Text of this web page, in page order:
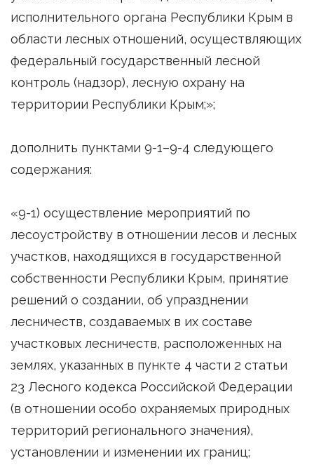
исполнительного органа Республики Крым в
области лесных отношений, осуществляющих
федеральный государственный лесной
контроль (надзор), лесную охрану на
территории Республики Крым;»;
дополнить пунктами 9-1–9-4 следующего
содержания:
«9-1) осуществление мероприятий по
лесоустройству в отношении лесов и лесных
участков, находящихся в государственной
собственности Республики Крым, принятие
решений о создании, об упразднении
лесничеств, создаваемых в их составе
участковых лесничеств, расположенных на
землях, указанных в пункте 4 части 2 статьи
23 Лесного кодекса Российской Федерации
(в отношении особо охраняемых природных
территорий регионального значения),
установлении и изменении их границ;